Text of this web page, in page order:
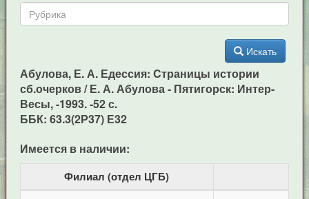
Искать
Абулова, Е. А. Едессия: Cтраницы истории
сб.очерков / Е. А. Абулова - Пятигорск: Интер-
Весы, -1993. -52 с.
ББК: 63.3(2Р37) Е32
Имеется в наличии:
Филиал (отдел ЦГБ)